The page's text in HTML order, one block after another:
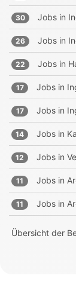
30 Jobs in
26 Jobs in
22 Jobs in
17 Jobs in
17 Jobs in
14 Jobs in
12 Jobs in
11 Jobs in
11 Jobs in
Übersicht der